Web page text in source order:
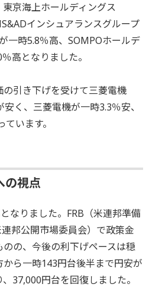
京海上ホールディングス
インシュアランスグループ
一時5.8％高、SOMPOホールデ
高となりました。
引き下げを受けて三菱電機
安く、三菱電機が一時3.3％安、
います。
の視点
なりました。FRB（米連邦準備
邦公開市場委員会）で政策金
の、今後の利下げペースは穏
ら一時143円台後半まで円安が
37,000円台を回復しました。